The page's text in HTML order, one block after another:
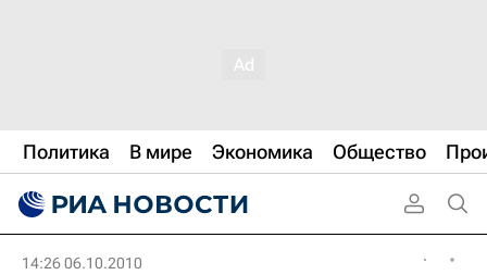
Политика В мире Экономика Общество
14:26 06.10.2010